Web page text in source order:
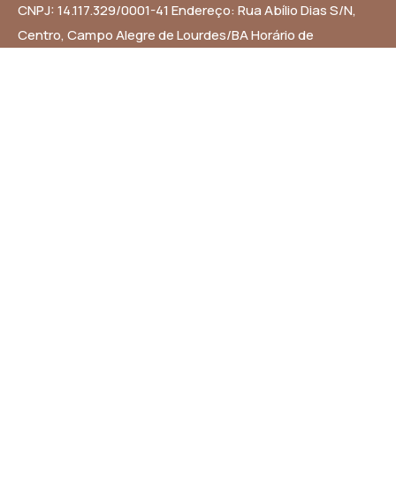
CNPJ: 14.117.329/0001-41 Endereço: Rua Abílio Dias S/N,
Centro, Campo Alegre de Lourdes/BA Horário de